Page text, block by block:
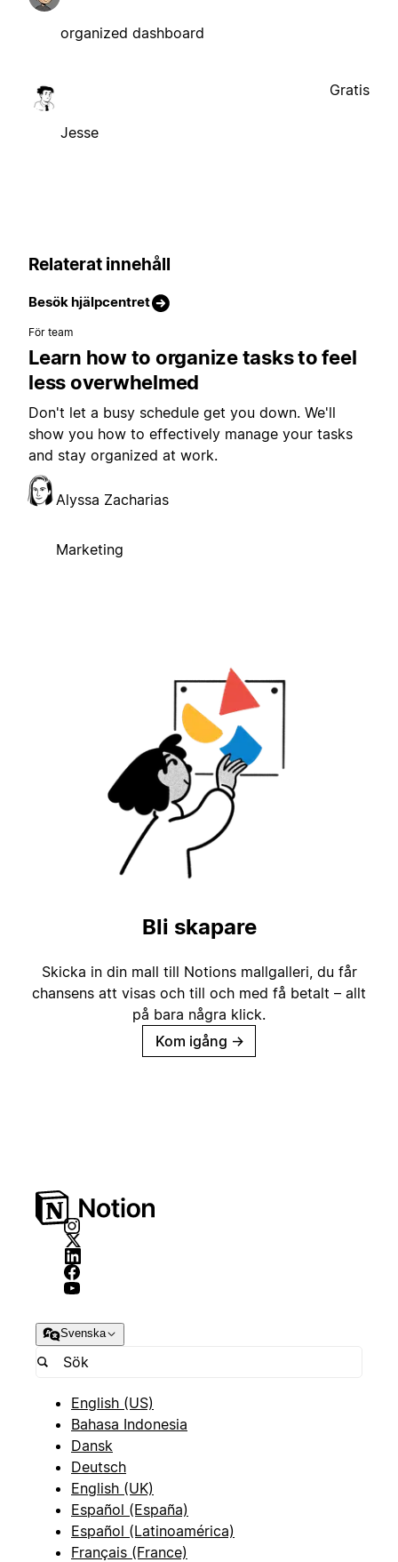
organized dashboard
Jesse
Gratis
Relaterat innehåll
Besök hjälpcentret
För team
Learn how to organize tasks to feel
less overwhelmed
Don't let a busy schedule get you down. We'll
show you how to effectively manage your tasks
and stay organized at work.
Alyssa Zacharias
Marketing
Bli skapare
Skicka in din mall till Notions mallgalleri, du får
chansens att visas och till och med få betalt – allt
på bara några klick.
Kom igång →
Svenska
English (US)
Bahasa Indonesia
Dansk
Deutsch
English (UK)
Español (España)
Español (Latinoamérica)
Français (France)